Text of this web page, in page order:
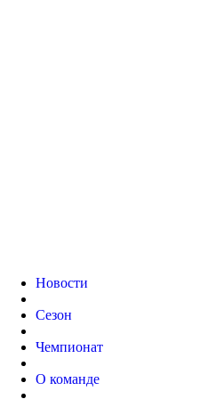
Новости
Сезон
Чемпионат
О команде